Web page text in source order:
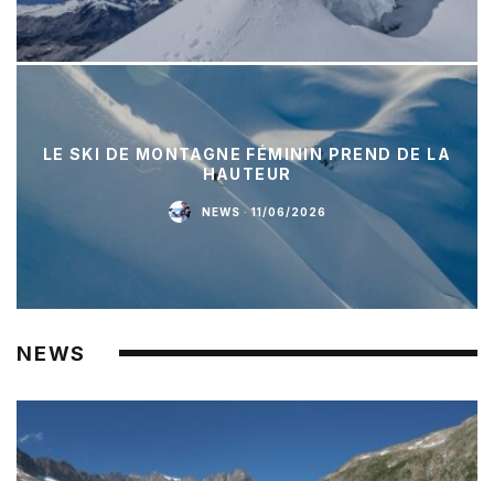
LE SKI DE MONTAGNE FÉMININ PREND DE LA
HAUTEUR
NEWS · 11/06/2026
NEWS